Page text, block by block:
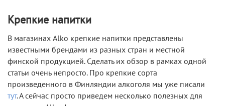
Крепкие напитки
В магазинах Alko крепкие напитки представлены
известными брендами из разных стран и местной
финской продукцией. Сделать их обзор в рамках одной
статьи очень непросто. Про крепкие сорта
произведенного в Финляндии алкоголя мы уже писали
тут. А сейчас просто приведем несколько полезных для